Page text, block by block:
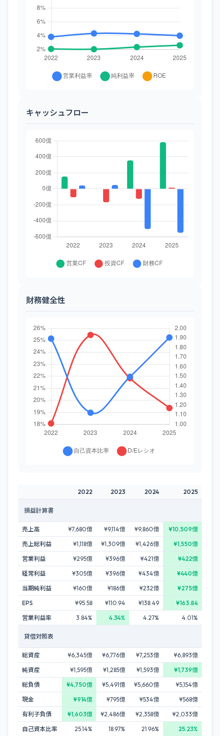
キャッシュフロー
財務健全性
2022 2023 2024 2025
損益計算書
売上高 ¥7,680億 ¥9,114億 ¥9,860億
¥10,509億
売上総利益
¥1,118億 ¥1,309億 ¥1,426億
¥1,550億
営業利益
¥295億 ¥396億 ¥421億
¥422億
経常利益
¥305億 ¥396億 ¥434億
¥440億
当期純利益
¥160億 ¥186億 ¥232億
¥275億
EPS
¥95.58 ¥110.94 ¥138.49
¥163.84
営業利益率
3.84% 4.34% 4.27% 4.01%
貸借対照表
総資産 ¥6,345億 ¥6,776億 ¥7,253億
¥6,893億
純資産
¥1,595億 ¥1,285億 ¥1,593億
¥1,739億
総負債
¥4,750億 ¥5,491億 ¥5,660億
¥5,154億
現金
¥914億 ¥795億 ¥534億
¥568億
有利子負債
¥1,603億 ¥2,486億 ¥2,358億
¥2,033億
自己資本比率
25.14% 18.97% 21.96%
25.23%